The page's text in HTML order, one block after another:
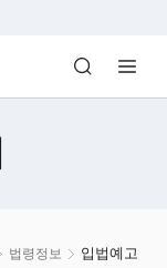
Media
법령정보 입법예고